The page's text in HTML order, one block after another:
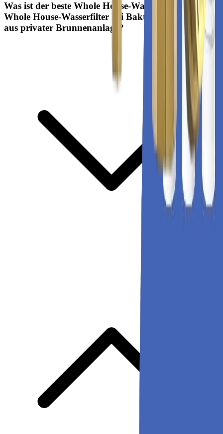
Was ist der beste Whole House-Wasserfilter für
Whole House-Wasserfilter bei Bakterienbedenken
aus privater Brunnenanlage?